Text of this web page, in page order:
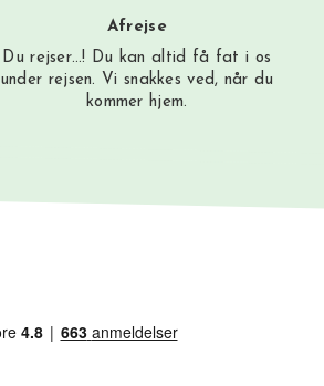
Afrejse
Du rejser…! Du kan altid få fat i os
under rejsen. Vi snakkes ved, når du
kommer hjem.